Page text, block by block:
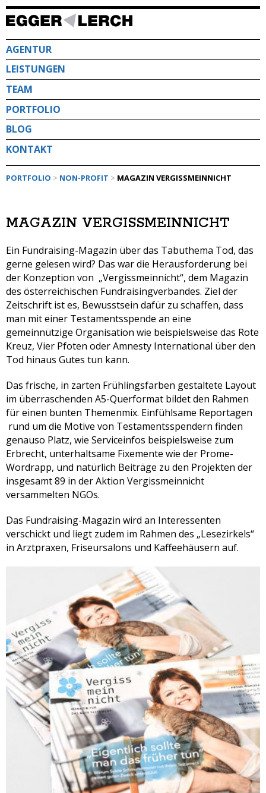
Direkt
zum
AGENTUR
LEISTUNGEN
TEAM
PORTFOLIO
BLOG
KONTAKT
PORTFOLIO > NON-PROFIT > MAGAZIN VERGISSMEINNICHT
MAGAZIN VERGISSMEINNICHT
Ein Fundraising-Magazin über das Tabuthema Tod, das
gerne gelesen wird? Das war die Herausforderung bei
der Konzeption von „Vergissmeinnicht“, dem Magazin
des österreichischen Fundraisingverbandes. Ziel der
Zeitschrift ist es, Bewusstsein dafür zu schaffen, dass
man mit einer Testamentsspende an eine
gemeinnützige Organisation wie beispielsweise das Rote
Kreuz, Vier Pfoten oder Amnesty International über den
Tod hinaus Gutes tun kann.
Das frische, in zarten Frühlingsfarben gestaltete Layout
im überraschenden A5-Querformat bildet den Rahmen
für einen bunten Themenmix. Einfühlsame Reportagen
rund um die Motive von Testamentsspendern finden
genauso Platz, wie Serviceinfos beispielsweise zum
Erbrecht, unterhaltsame Fixemente wie der Prome-
Wordrapp, und natürlich Beiträge zu den Projekten der
insgesamt 89 in der Aktion Vergissmeinnicht
versammelten NGOs.
Das Fundraising-Magazin wird an Interessenten
verschickt und liegt zudem im Rahmen des „Lesezirkels“
in Arztpraxen, Friseursalons und Kaffeehäusern auf.